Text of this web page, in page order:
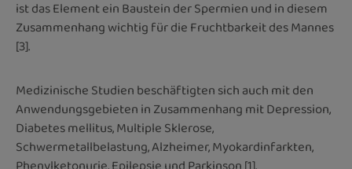
ist das Element ein Baustein der Spermien und in diesem
Zusammenhang wichtig für die Fruchtbarkeit des Mannes
[3].
Medizinische Studien beschäftigten sich auch mit den
Anwendungsgebieten in Zusammenhang mit Depression,
Diabetes mellitus, Multiple Sklerose,
Schwermetallbelastung, Alzheimer, Myokardinfarkten,